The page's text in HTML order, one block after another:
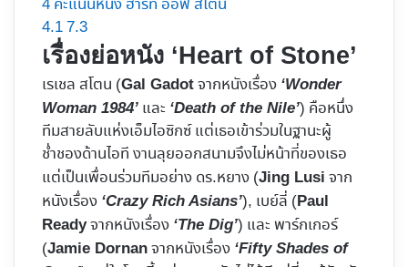
4 คะแนนหนัง ฮาร์ท ออฟ สโตน
4.17.3
เรื่องย่อหนัง ‘Heart of Stone’
เรเชล สโตน (Gal Gadot จากหนังเรื่อง ‘Wonder
Woman 1984’ และ ‘Death of the Nile’) คือหนึ่ง
ทีมสายลับแห่งเอ็มไอซิกซ์ แต่เธอเข้าร่วมในฐานะผู้
ช่ำชองด้านไอที งานลุยออกสนามจึงไม่หน้าที่ของเธอ
แต่เป็นเพื่อนร่วมทีมอย่าง ดร.หยาง (Jing Lusi จาก
หนังเรื่อง ‘Crazy Rich Asians’), เบย์ลี่ (Paul
Readyจากหนังเรื่อง ‘The Dig’) และ พาร์กเกอร์
(Jamie Dornan จากหนังเรื่อง ‘Fifty Shades of